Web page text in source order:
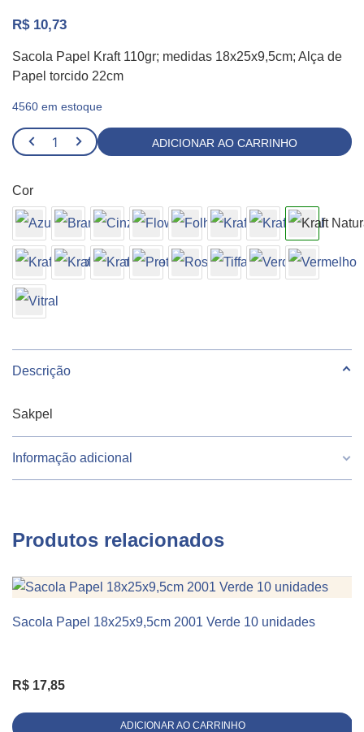
R$10,73
Sacola Papel Kraft 110gr; medidas 18x25x9,5cm; Alça de
Papel torcido 22cm
4560 em estoque
Sacola
Papel
Kraft
Natural
10
quantidade
ADICIONAR AO CARRINHO
Cor
Descrição
Sakpel
Informação adicional
Largura 18
Altura 25
Comprimento 9.5
Produtos relacionados
KIT 10 UNIDADES
Sacola Papel 18x25x9,5cm 2001 Verde 10 unidades
R$ 17,85
ADICIONAR AO CARRINHO